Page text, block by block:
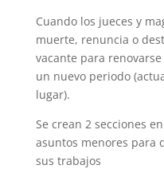
Cuando los jueces y
muerte, renuncia o
vacante para
un nuevo periodo
lugar).
Se crean 2 secciones
asuntos menores para
sus trabajos